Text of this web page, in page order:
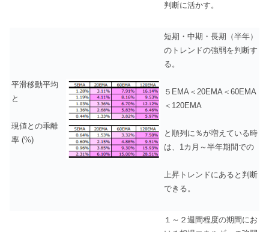
判断に活かす。
平滑移動平均
と
現値との乖離
率 (%)
短期・中期・長期（半年）
のトレンドの強弱を判断す
る。
５EMA＜20EMA＜60EMA
＜120EMA
と順列に％が増えている時
は、1カ月～半年期間での
上昇トレンドにあると判断
できる。
１～２週間程度の期間にお